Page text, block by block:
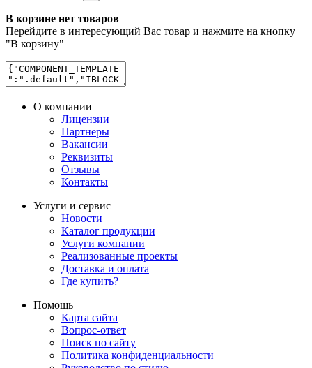
В корзине нет товаров
Перейдите в интересующий Вас товар и нажмите на кнопку
"В корзину"
О компании
Лицензии
Партнеры
Вакансии
Реквизиты
Отзывы
Контакты
Услуги и сервис
Новости
Каталог продукции
Услуги компании
Реализованные проекты
Доставка и оплата
Где купить?
Помощь
Карта сайта
Вопрос-ответ
Поиск по сайту
Политика конфиденциальности